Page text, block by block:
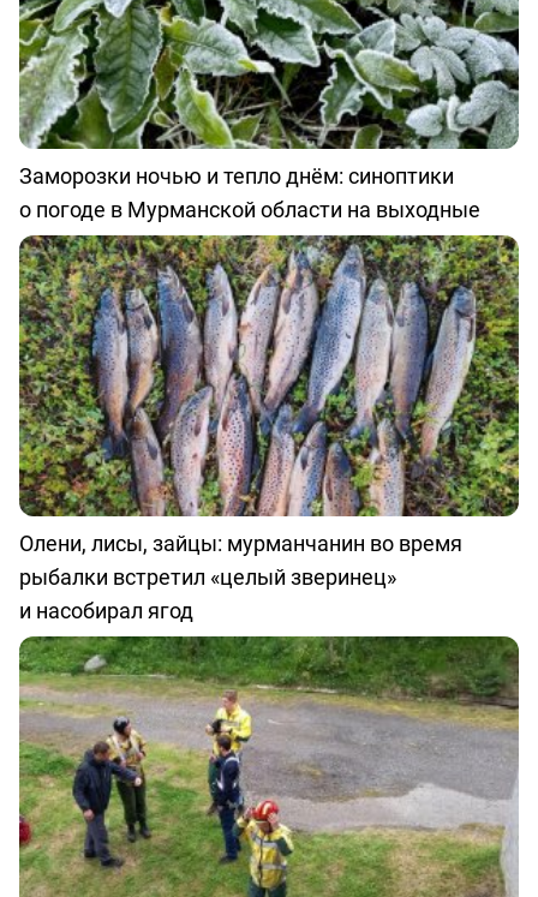
Заморозки ночью и тепло днём: синоптики
о погоде в Мурманской области на выходные
Олени, лисы, зайцы: мурманчанин во время
рыбалки встретил «целый зверинец»
и насобирал ягод